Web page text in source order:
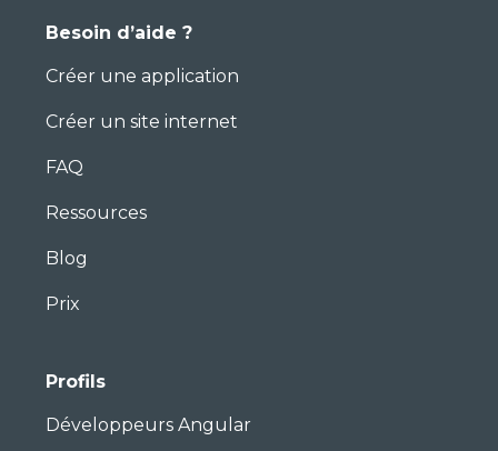
Besoin d’aide ?
Créer une application
Créer un site internet
FAQ
Ressources
Blog
Prix
Profils
Développeurs Angular